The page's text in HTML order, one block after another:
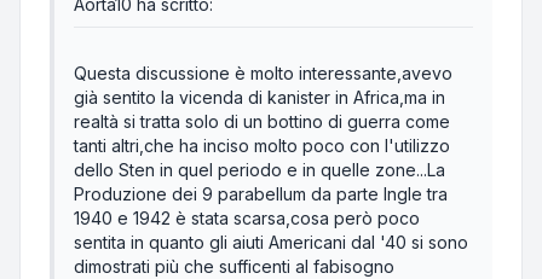
Aorta10 ha scritto:
Questa discussione è molto interessante,avevo
già sentito la vicenda di kanister in Africa,ma in
realtà si tratta solo di un bottino di guerra come
tanti altri,che ha inciso molto poco con l'utilizzo
dello Sten in quel periodo e in quelle zone...La
Produzione dei 9 parabellum da parte Ingle tra
1940 e 1942 è stata scarsa,cosa però poco
sentita in quanto gli aiuti Americani dal '40 si sono
dimostrati più che sufficenti al fabisogno